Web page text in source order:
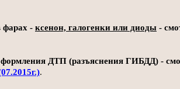
фарах - ксенон, галогенки или диоды -
ДТП (разъяснения ГИБДД) -
.